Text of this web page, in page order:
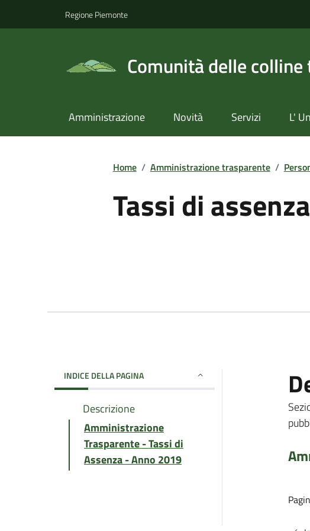
Regione Piemonte
Comunità delle
Amministrazione Novità Servizi L'
Home / Amministrazione trasparente /
Tassi di assenza
INDICE DELLA PAGINA
Descrizione
Amministrazione
Trasparente - Tassi di
Assenza - Anno 2019